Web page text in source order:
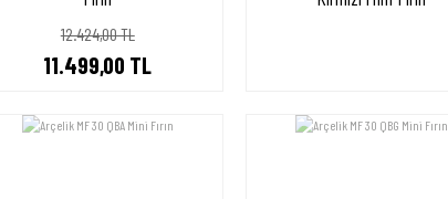
12.424,00 TL
11.499,00 TL